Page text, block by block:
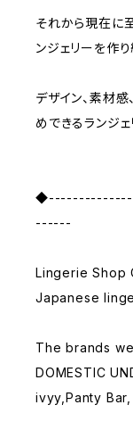
それから現在に
ンジェリーを作り
デザイン、素材
めできるランジェ
------
Lingerie Shop
Japanese
The brands we
DOMESTIC
ivyy,Panty